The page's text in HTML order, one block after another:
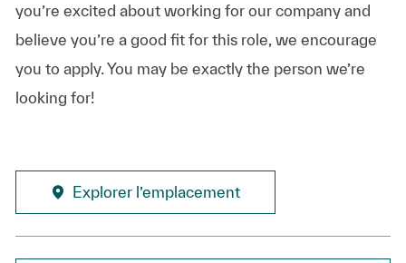
you’re excited about working for our company and
believe you’re a good fit for this role, we encourage
you to apply. You may be exactly the person we’re
looking for!
Explorer l’emplacement